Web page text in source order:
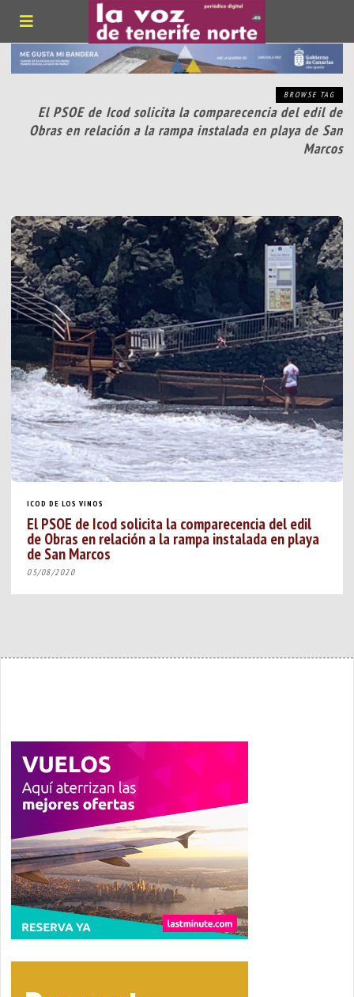
BROWSE TAG
El PSOE de Icod solicita la comparecencia del edil de
Obras en relación a la rampa instalada en playa de San
Marcos
ICOD DE LOS VINOS
El PSOE de Icod solicita la comparecencia del edil
de Obras en relación a la rampa instalada en playa
de San Marcos
05/08/2020